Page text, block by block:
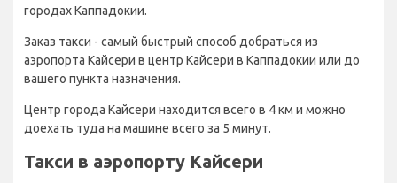
городах Каппадокии.
Заказ такси - самый быстрый способ добраться из
аэропорта Кайсери в центр Кайсери в Каппадокии или до
вашего пункта назначения.
Центр города Кайсери находится всего в 4 км и можно
доехать туда на машине всего за 5 минут.
Такси в аэропорту Кайсери